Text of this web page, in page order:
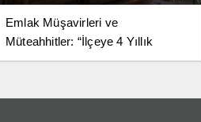
Emlak Müşavirleri ve
Müteahhitler: “İlçeye 4 Yıllık
Fakülte Şart”